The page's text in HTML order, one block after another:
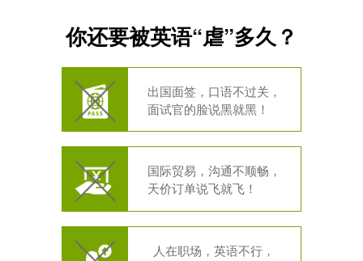
你还要被英语“虐”多久？
出国面签，口语不过关，
面试官的脸说黑就黑！
国际贸易，沟通不顺畅，
天价订单说飞就飞！
人在职场，英语不行，